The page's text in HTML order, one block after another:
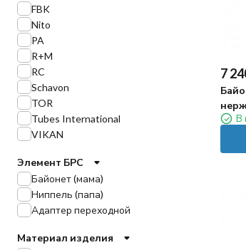
7
В
FBK
Nito
PA
R+M
RC
Schavon
TOR
Tubes International
VIKAN
Элемент БРС
Байонет (мама)
Ниппель (папа)
Адаптер переходной
Материал изделия